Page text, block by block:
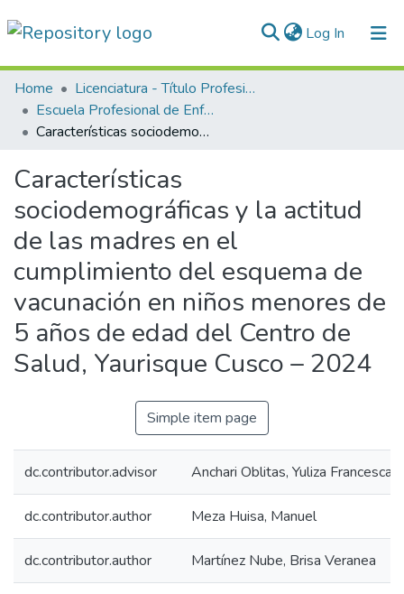
Log In (current)
Communities & Collections
All of DSpace
Normativas
Home
Licenciatura - Título Profesional
Escuela Profesional de Enfermería
Características sociodemográficas y la actitud de las madres en el cumplimiento del esquema de vacunación en niños menores de 5 años de edad del Centro de Salud, Yaurisque Cusco – 2024
Características
sociodemográficas y la actitud
de las madres en el
cumplimiento del esquema de
vacunación en niños menores de
5 años de edad del Centro de
Salud, Yaurisque Cusco – 2024
Simple item page
dc.contributor.advisor Anchari Oblitas, Yuliza Francesca
dc.contributor.author Meza Huisa, Manuel
dc.contributor.author Martínez Nube, Brisa Veranea